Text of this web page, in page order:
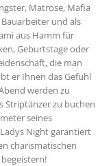
Matrose, Mafia
Bauarbeiter und als
aus Hamm für
Geburtstage oder
die man
er Ihnen das Gefühl
werden zu
Striptänzer zu buchen
seines
Night garantiert
charismatischen